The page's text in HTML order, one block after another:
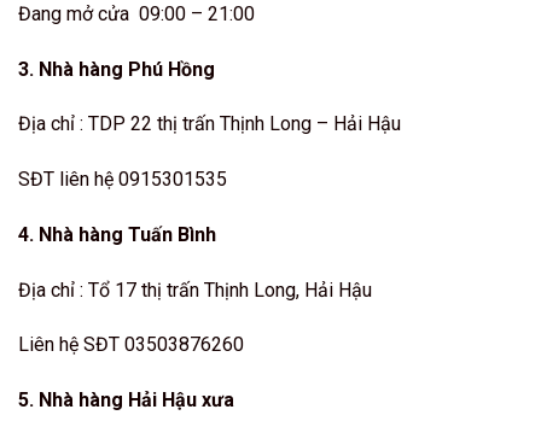
Đang mở cửa 09:00 – 21:00
3. Nhà hàng Phú Hồng
Địa chỉ : TDP 22 thị trấn Thịnh Long – Hải Hậu
SĐT liên hệ 0915301535
4. Nhà hàng Tuấn Bình
Địa chỉ : Tổ 17 thị trấn Thịnh Long, Hải Hậu
Liên hệ SĐT 03503876260
5. Nhà hàng Hải Hậu xưa